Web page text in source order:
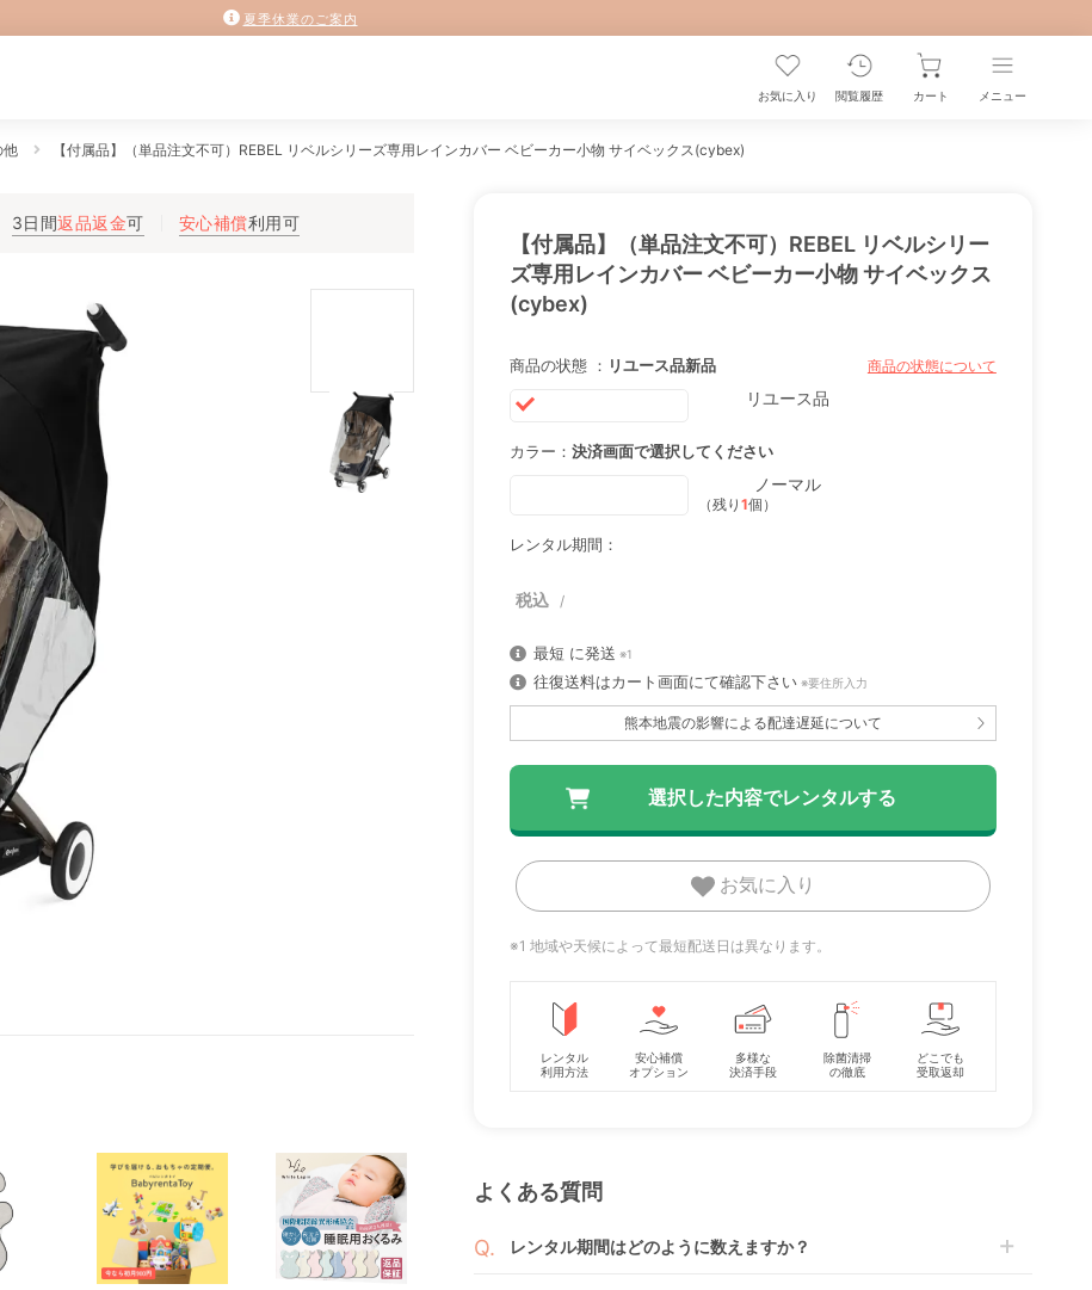
夏季休業のご案内
お気に入り 閲覧履歴 カート メニュー
他 【付属品】（単品注文不可）REBEL リベルシリーズ専用レインカバー ベビーカー小物 サイベックス(cybex)
3日間返品返金可 安心補償利用可
【付属品】（単品注文不可）REBEL リベルシリー
ズ専用レインカバー ベビーカー小物 サイベックス
(cybex)
商品の状態 ： リユース品新品 商品の状態について
リユース品
カラー： 決済画面で選択してください
ノーマル
（残り 1個）
レンタル期間：
最短 に発送 ※1
往復送料はカート画面にて確認下さい ※要住所入力
熊本地震の影響による配達遅延について
お気に入り
※1 地域や天候によって最短配送日は異なります。
レンタル
利用方法
安心補償
オプション
多様な
決済手段
除菌清掃
の徹底
どこでも
受取返却
よくある質問
レンタル期間はどのように数えますか？